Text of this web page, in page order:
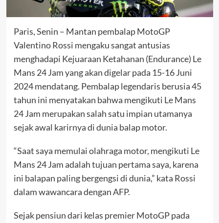
Paris, Senin – Mantan pembalap MotoGP
Valentino Rossi mengaku sangat antusias
menghadapi Kejuaraan Ketahanan (Endurance) Le
Mans 24 Jam yang akan digelar pada 15-16 Juni
2024 mendatang. Pembalap legendaris berusia 45
tahun ini menyatakan bahwa mengikuti Le Mans
24 Jam merupakan salah satu impian utamanya
sejak awal karirnya di dunia balap motor.
“Saat saya memulai olahraga motor, mengikuti Le
Mans 24 Jam adalah tujuan pertama saya, karena
ini balapan paling bergengsi di dunia,” kata Rossi
dalam wawancara dengan AFP.
Sejak pensiun dari kelas premier MotoGP pada